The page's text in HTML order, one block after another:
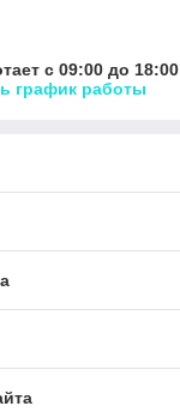
с 09:00 до 18:00
график работы